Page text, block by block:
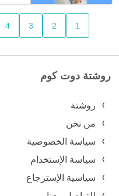
1
2
3
4
روشتة دوت كوم
روشتة
من نحن
سياسة الخصوصية
سياسة الإستخدام
سياسية الإسترجاع